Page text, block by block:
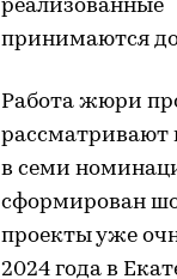
принимаются
Работа жюри
рассматривают
в семи
сформирован
проекты уже
2024 года в